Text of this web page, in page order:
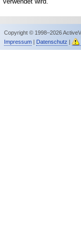
Copyright © 1998–2026
Impressum| Datenschutz |